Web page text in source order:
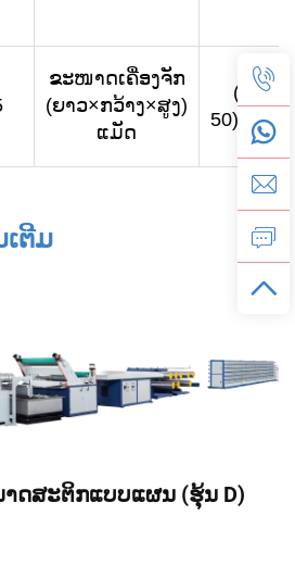
ຂະໜາດເຄື່ອງຈັກ
(ຍາວ×ກວ້າງ×ສູງ)
ແມັດ
(32 -
50)×3×23
ຕີມ
າດສະຕິກແບບແຜນ (ຮຸ້ນ D)